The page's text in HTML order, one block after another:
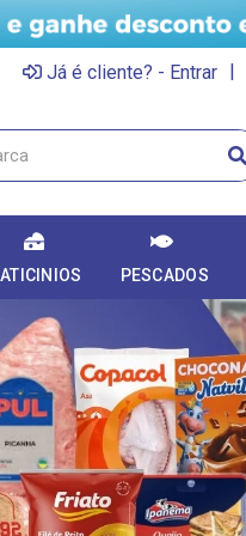
Já é cliente? - Entrar |
PESCADOS